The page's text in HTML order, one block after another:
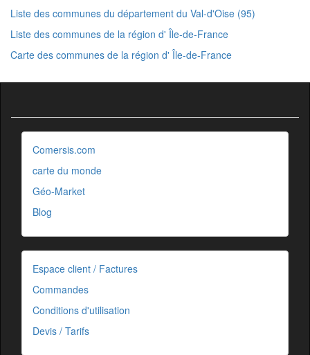
Liste des communes du département du Val-d'Oise (95)
Liste des communes de la région d' Île-de-France
Carte des communes de la région d' Île-de-France
Comersis.com
carte du monde
Géo-Market
Blog
Espace client / Factures
Commandes
Conditions d'utilisation
Devis / Tarifs